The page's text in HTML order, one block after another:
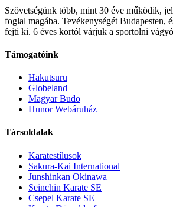
Szövetségünk több, mint 30 éve működik,
foglal magába. Tevékenységét Budapesten,
fejti ki. 6 éves kortól várjuk a sportolni
Támogatóink
Hakutsuru
Globeland
Magyar Budo
Hunor Webáruház
Társoldalak
Karatestílusok
Sakura-Kai International
Junshinkan Okinawa
Seinchin Karate SE
Csepel Karate SE